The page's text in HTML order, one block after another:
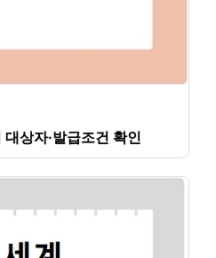
상자·발급조건 확인